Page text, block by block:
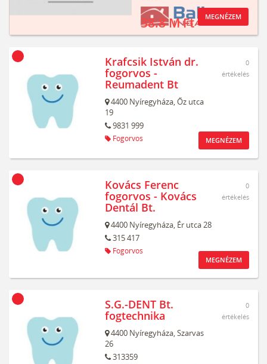
38.8 M Ft MEGNÉZEM
Krafcsik István dr.
fogorvos -
Reumadent Bt
4400 Nyíregyháza,Őz utca
19
9831 999
Fogorvos
0
értékelés
MEGNÉZEM
Kovács Ferenc
fogorvos - Kovács
Dentál Bt.
4400 Nyíregyháza, Ér utca 28
315 417
Fogorvos
0
értékelés
MEGNÉZEM
S.G.-DENT Bt.
fogtechnika
4400 Nyíregyháza,Szarvas
26
313359
0
értékelés